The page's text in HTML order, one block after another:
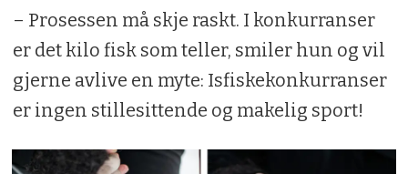
– Prosessen må skje raskt. I konkurranser
er det kilo fisk som teller, smiler hun og vil
gjerne avlive en myte: Isfiskekonkurranser
er ingen stillesittende og makelig sport!